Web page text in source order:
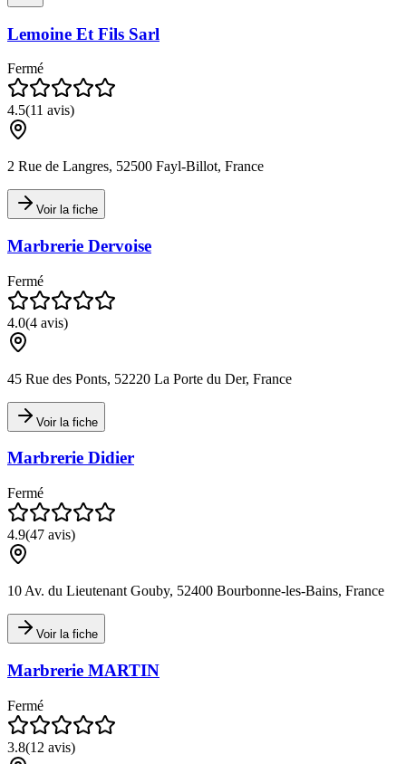
Lemoine Et Fils Sarl
Fermé
4.5(11 avis)
2 Rue de Langres, 52500 Fayl-Billot, France
Voir la fiche
Marbrerie Dervoise
Fermé
4.0(4 avis)
45 Rue des Ponts, 52220 La Porte du Der, France
Voir la fiche
Marbrerie Didier
Fermé
4.9(47 avis)
10 Av. du Lieutenant Gouby, 52400 Bourbonne-les-Bains, France
Voir la fiche
Marbrerie MARTIN
Fermé
3.8(12 avis)